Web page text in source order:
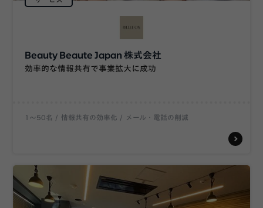
Beauty Beaute Japan 株式会社
効率的な情報共有で事業拡大に成功
1〜50名 情報共有の効率化 メール・電話の削減